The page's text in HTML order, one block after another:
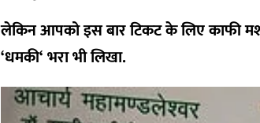
लेकिन आपको इस बार टिकट के लिए काफी
‘धमकी‘भरा भी लिखा.